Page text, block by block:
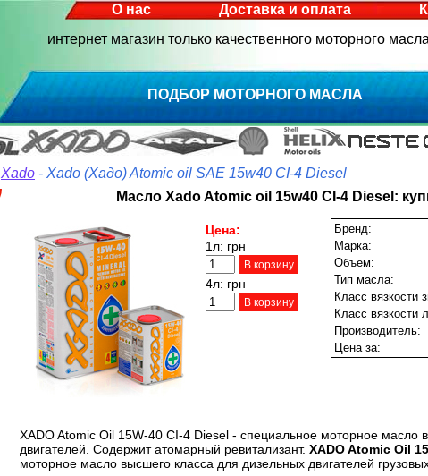
Доставка и оплата
О нас
интернет магазин только качественного моторного
ПОДБОР МОТОРНОГО МАСЛА
Xado - Xado (Хадо) Atomic oil SAE 15w40 CI-4 Diesel
Масло Xado Atomic oil 15w40 CI-4 Diesel:
Цена:
1л: грн
В корзину
4л: грн
В корзину
Бренд:
Марка:
Объем:
Тип масла:
Класс вязкости
Класс вязкости
Производитель:
Цена за:
XADO Atomic Oil 15W-40 CI-4 Diesel - специальное моторное масло
двигателей. Содержит атомарный ревитализант. XADO Atomic Oil
моторное масло высшего класса для дизельных двигателей